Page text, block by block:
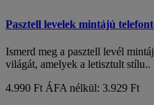
Pasztell levelek mintájú
Ismerd meg a pasztell levél
világát, amelyek a letisztult stílu..
4.990 Ft ÁFA nélkül: 3.929 Ft